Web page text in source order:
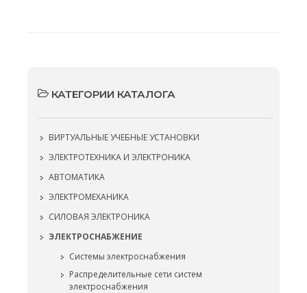
КАТЕГОРИИ КАТАЛОГА
ВИРТУАЛЬНЫЕ УЧЕБНЫЕ УСТАНОВКИ
ЭЛЕКТРОТЕХНИКА И ЭЛЕКТРОНИКА
АВТОМАТИКА
ЭЛЕКТРОМЕХАНИКА
СИЛОВАЯ ЭЛЕКТРОНИКА
ЭЛЕКТРОСНАБЖЕНИЕ
Системы электроснабжения
Распределительные сети систем
электроснабжения